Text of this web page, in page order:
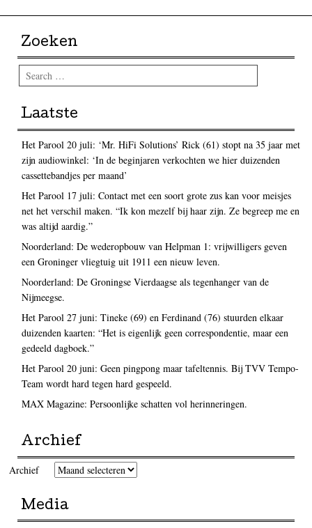
Zoeken
Search
Laatste
Het Parool 20 juli: ‘Mr. HiFi Solutions’ Rick (61) stopt na 35 jaar met
zijn audiowinkel: ‘In de beginjaren verkochten we hier duizenden
cassettebandjes per maand’
Het Parool 17 juli: Contact met een soort grote zus kan voor meisjes
net het verschil maken. “Ik kon mezelf bij haar zijn. Ze begreep me en
was altijd aardig.”
Noorderland: De wederopbouw van Helpman 1: vrijwilligers geven
een Groninger vliegtuig uit 1911 een nieuw leven.
Noorderland: De Groningse Vierdaagse als tegenhanger van de
Nijmeegse.
Het Parool 27 juni: Tineke (69) en Ferdinand (76) stuurden elkaar
duizenden kaarten: “Het is eigenlijk geen correspondentie, maar een
gedeeld dagboek.”
Het Parool 20 juni: Geen pingpong maar tafeltennis. Bij TVV Tempo-
Team wordt hard tegen hard gespeeld.
MAX Magazine: Persoonlijke schatten vol herinneringen.
Archief
Archief
Media